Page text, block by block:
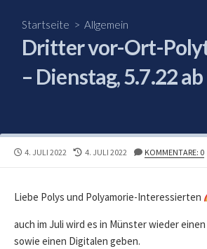
Startseite > Allgemein
Dritter vor-Ort-
– Dienstag, 5.7.22
PUBLISHED
4. JULI 2022
LAST
4. JULI 2022 KOMMENTARE: 0
Liebe Polys und Polyamorie-Interessierten
auch im Juli wird es in Münster wieder
sowie einen Digitalen geben.